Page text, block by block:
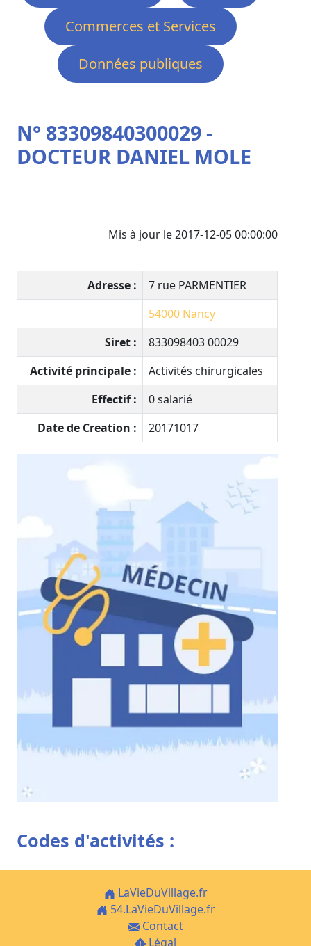
Commerces et Services
Données publiques
N° 83309840300029 -
DOCTEUR DANIEL MOLE
Mis à jour le 2017-12-05 00:00:00
Adresse :
7 rue PARMENTIER
54000 Nancy
Siret :
833098403 00029
Activité principale :
Activités chirurgicales
Effectif :
0 salarié
Date de Creation :
20171017
Codes d'activités :
LaVieDuVillage.fr
54.LaVieDuVillage.fr
Contact
Légal